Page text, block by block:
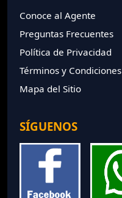
Conoce al Agente
Preguntas Frecuentes
Política de Privacidad
Términos y Condiciones
Mapa del Sitio
SÍGUENOS